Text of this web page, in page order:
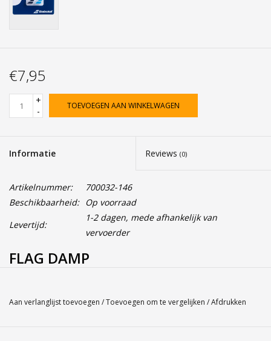
€7,95
+
-
TOEVOEGEN AAN WINKELWAGEN
Informatie Reviews (0)
Artikelnummer:
700032-146
Beschikbaarheid: Op voorraad
Levertijd:
1-2 dagen, mede afhankelijk van
vervoerder
FLAG DAMP
aankoop. Neem telefonisch (0180-551844) contact op voor
Aan verlanglijst toevoegen /Toevoegen om te vergelijken /Afdrukken